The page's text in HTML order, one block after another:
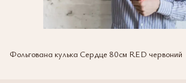
Фольгована кулька Сердце 80см RED червоний